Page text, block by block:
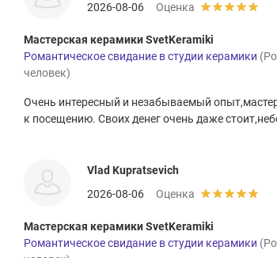
2026-08-06
Оценка
Мастерская керамики SvetKeramiki
Романтическое свидание в студии керамики
человек)
Очень интересный и незабываемый
к посещению. Своих денег очень даже
Vlad Kupratsevich
2026-08-06
Оценка
Мастерская керамики SvetKeramiki
Романтическое свидание в студии керамики